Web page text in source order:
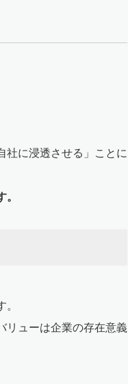
社に浸透させる」ことに
リューは企業の存在意義